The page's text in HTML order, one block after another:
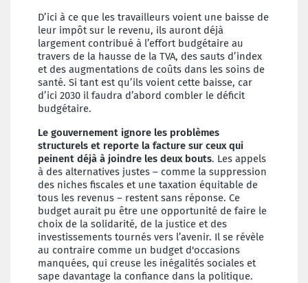
D’ici à ce que les travailleurs voient une baisse de
leur impôt sur le revenu, ils auront déjà
largement contribué à l’effort budgétaire au
travers de la hausse de la TVA, des sauts d’index
et des augmentations de coûts dans les soins de
santé. Si tant est qu’ils voient cette baisse, car
d’ici 2030 il faudra d’abord combler le déficit
budgétaire.
Le gouvernement ignore les problèmes
structurels et reporte la facture sur ceux qui
peinent déjà à joindre les deux bouts. Les appels
à des alternatives justes – comme la suppression
des niches fiscales et une taxation équitable de
tous les revenus – restent sans réponse. Ce
budget aurait pu être une opportunité de faire le
choix de la solidarité, de la justice et des
investissements tournés vers l’avenir. Il se révèle
au contraire comme un budget d'occasions
manquées, qui creuse les inégalités sociales et
sape davantage la confiance dans la politique.